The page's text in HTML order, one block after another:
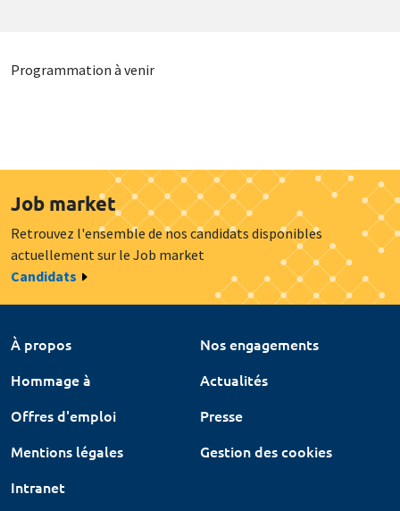
Programmation à venir
Job market
Retrouvez l'ensemble de nos candidats disponibles
actuellement sur le Job market
Candidats
À propos
Nos engagements
Hommage à
Actualités
Offres d'emploi
Presse
Mentions légales
Gestion des cookies
Intranet